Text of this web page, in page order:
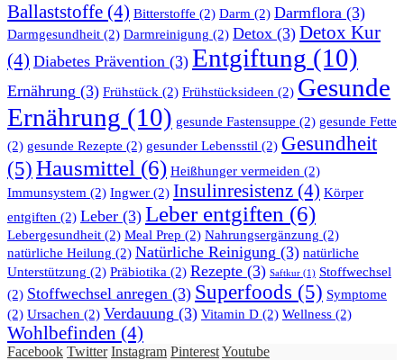
Ballaststoffe (4) Bitterstoffe (2) Darm (2) Darmflora (3)
Darmgesundheit (2) Darmreinigung (2) Detox (3) Detox Kur
(4) Diabetes Prävention (3) Entgiftung (10)
Ernährung (3) Frühstück (2) Frühstücksideen (2) Gesunde
Ernährung (10) gesunde Fastensuppe (2) gesunde Fette
(2) gesunde Rezepte (2) gesunder Lebensstil (2) Gesundheit
(5) Hausmittel (6) Heißhunger vermeiden (2)
Immunsystem (2) Ingwer (2) Insulinresistenz (4) Körper
entgiften (2) Leber (3) Leber entgiften (6)
Lebergesundheit (2) Meal Prep (2) Nahrungsergänzung (2)
natürliche Heilung (2) Natürliche Reinigung (3) natürliche
Unterstützung (2) Präbiotika (2) Rezepte (3) Saftkur (1) Stoffwechsel
(2) Stoffwechsel anregen (3) Superfoods (5) Symptome
(2) Ursachen (2) Verdauung (3) Vitamin D (2) Wellness (2)
Wohlbefinden (4)
Facebook Twitter Instagram PinterestYoutube